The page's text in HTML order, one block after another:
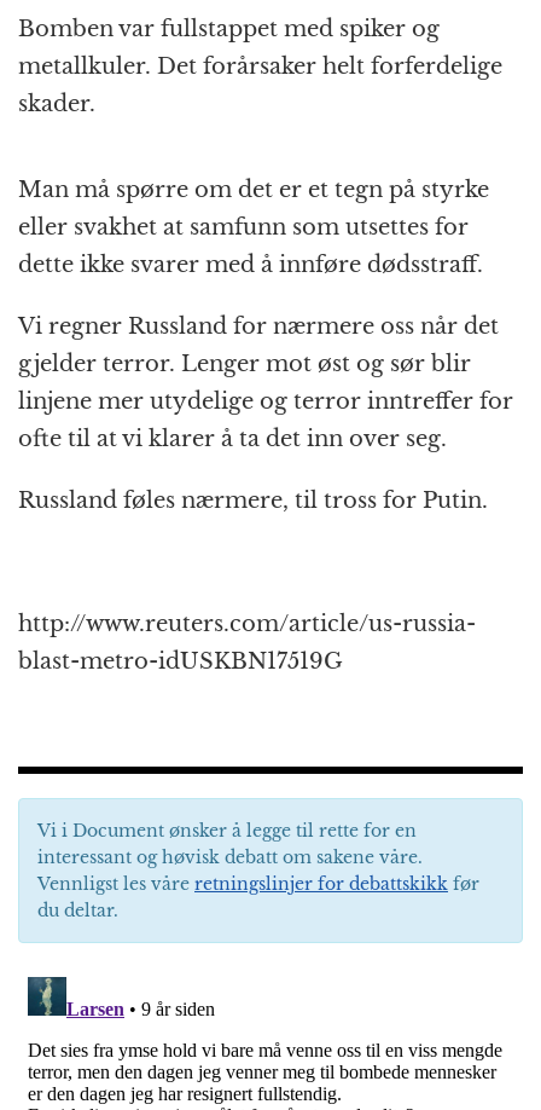
Bomben var fullstappet med spiker og
metallkuler. Det forårsaker helt forferdelige
skader.
Man må spørre om det er et tegn på styrke
eller svakhet at samfunn som utsettes for
dette ikke svarer med å innføre dødsstraff.
Vi regner Russland for nærmere oss når det
gjelder terror. Lenger mot øst og sør blir
linjene mer utydelige og terror inntreffer for
ofte til at vi klarer å ta det inn over seg.
Russland føles nærmere, til tross for Putin.
http://www.reuters.com/article/us-russia-
blast-metro-idUSKBN17519G
Vi i Document ønsker å legge til rette for en
interessant og høvisk debatt om sakene våre.
Vennligst les våre retningslinjer for debattskikk før
du deltar.